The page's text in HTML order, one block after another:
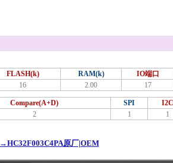
FLASH(k) RAM(k) IO端口
16 2.00 17
Compare(A+D) SPI I2C
2 1 1
→HC32F003C4PA原厂|OEM